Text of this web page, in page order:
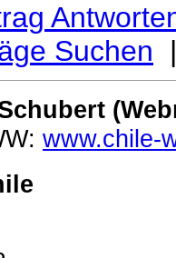
Suchen
www.chile-